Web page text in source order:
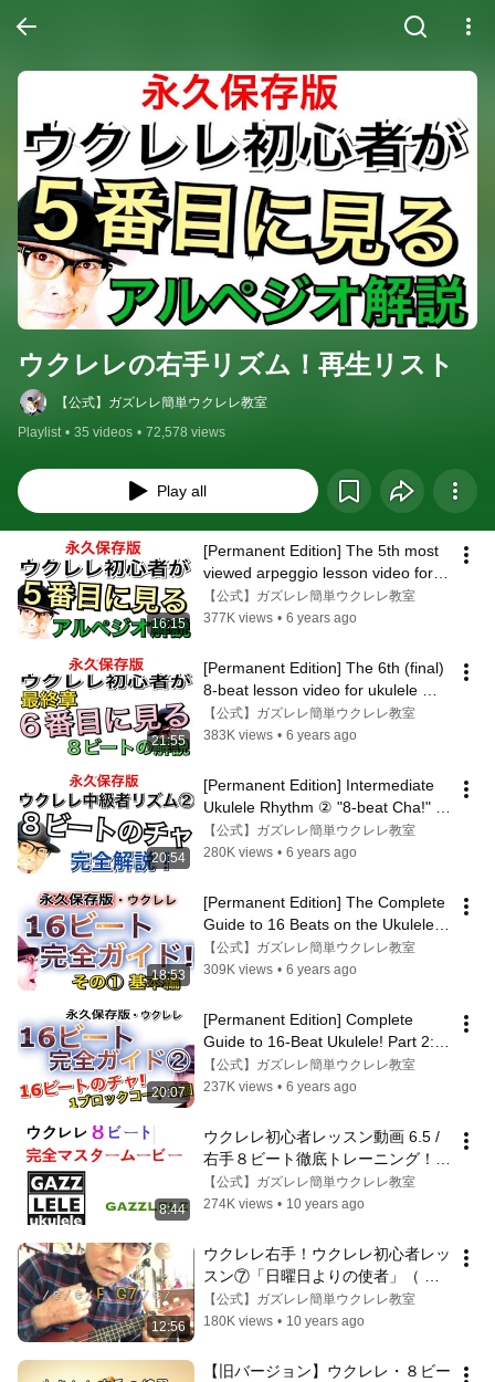
ウクレレの右手リズム！再生リスト
【公式】ガズレレ簡単ウクレレ教室
Playlist • 35 videos • 72,578 views
Play all
16:15
[Permanent Edition] The 5th most
viewed arpeggio lesson video for
ukulele beginners: Gazulele
【公式】ガズレレ簡単ウクレレ教室
377K views • 6 years ago
21:55
[Permanent Edition] The 6th (final)
8-beat lesson video for ukulele
beginners: Gazulele
【公式】ガズレレ簡単ウクレレ教室
383K views • 6 years ago
20:54
[Permanent Edition] Intermediate
Ukulele Rhythm ② "8-beat Cha!"
Complete explanation!
【公式】ガズレレ簡単ウクレレ教室
280K views • 6 years ago
18:53
[Permanent Edition] The Complete
Guide to 16 Beats on the Ukulele!
Part 1: Basics
【公式】ガズレレ簡単ウクレレ教室
309K views • 6 years ago
20:07
[Permanent Edition] Complete
Guide to 16-Beat Ukulele! Part 2:
16-Beat Cha! + 2 1-Block Chords
【公式】ガズレレ簡単ウクレレ教室
237K views • 6 years ago
8:44
ウクレレ初心者レッスン動画 6.5 /
右手８ビート徹底トレーニング！
GAZZLELE
【公式】ガズレレ簡単ウクレレ教室
274K views • 10 years ago
12:56
ウクレレ右手！ウクレレ初心者レッ
スン⑦「日曜日よりの使者」（ ２
０２１年版有り概要欄へ）
【公式】ガズレレ簡単ウクレレ教室
180K views • 10 years ago
【旧バージョン】ウクレレ・８ビー